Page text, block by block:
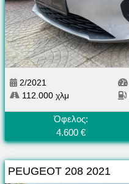
2/2021
112.000 χλμ
Όφελος:
4.600 €
PEUGEOT 208 2021